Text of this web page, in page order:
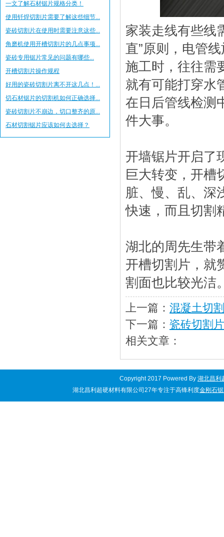
一文了解石材锯片规格分类！
使用钎焊切割片需要了解这些细节...
瓷砖切割片在使用时需要注意这些...
角磨机使用开槽切割片的几点事项...
瓷砖专用锯片​常见的问题有哪些...
开槽切割片操作规程
好用的瓷砖切割片离不开这几点！...
切石材锯片的切割机如何正确选择...
瓷砖切割片不崩边，切口整齐的原...
石材切割锯片应该如何去选择？
家装走线有些线
直”原则，电管
施工时，往往需
就有可能打穿水
在日后管线检测
件大事。
开墙锯片开启了
巨大转变，开槽
脏、慢、乱、深
快速，而且切割
湖北的周先生带
开槽切割片 ，
割面也比较光洁
上一篇： 混凝土切
下一篇： 瓷砖切割
相关文章：
Copyright 2017 Powered By 湖北昌利
湖北昌利超硬材料有限公司27年专注于高锋利度金刚石